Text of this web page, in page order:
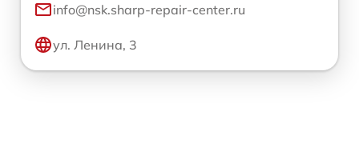
info@nsk.sharp-repair-center.ru
ул. Ленина, 3